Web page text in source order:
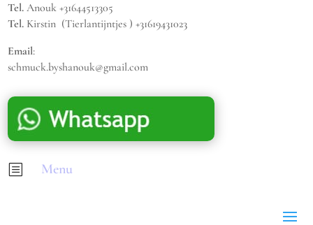
Tel. Anouk +31644513305
Tel. Kirstin (Tierlantijntjes ) +31619431023
Email:
schmuck.byshanouk@gmail.com
b Menu